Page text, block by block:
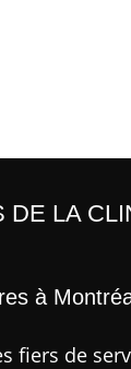
DE LA
à
fiers de